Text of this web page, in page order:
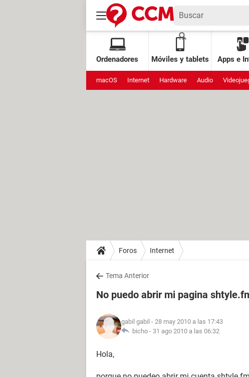
Ordenadores Móviles y tablets Apps e
macOS Internet Hardware Audio
Foros Internet
Tema Anterior
No puedo abrir mi pagina
gabil gabil - 28 may 2010 a las 17:43
bicho - 31 ago 2010 a las 06:32
Hola,